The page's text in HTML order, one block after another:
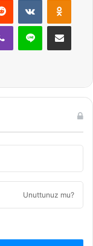
Viber Line E-Posta ile
Unuttunuz mu?